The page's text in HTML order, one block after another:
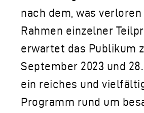
nach dem, was
Rahmen einzelner
erwartet das Publikum
September 2023 und
ein reiches und
Programm rund um